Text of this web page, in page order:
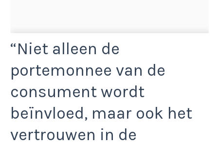
“Niet alleen de
portemonnee van de
consument wordt
beïnvloed, maar ook het
vertrouwen in de